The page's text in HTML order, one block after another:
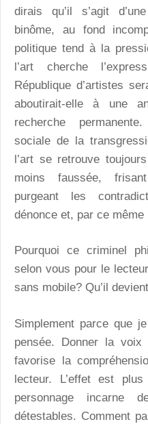
dirais qu’il s’agit
binôme, au fond
politique tend à la
l’art cherche
République d’artistes
aboutirait-elle à une
recherche
sociale de la
l’art se retrouve
moins faussée,
purgeant les
dénonce et, par ce
Pourquoi ce criminel
selon vous pour le
sans mobile? Qu’il
Simplement parce que
pensée. Donner la voix
favorise la
lecteur. L’effet est
personnage incarne
détestables. Comment